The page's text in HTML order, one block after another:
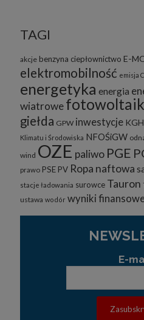
TAGI
akcje benzyna ciepłownictwo E-
elektromobilność emisja
energetyka energia
wiatrowe
giełda GPW inwestycje
Klimatu i Środowiska NFOŚiGW
wind OZE paliwo PGE
prawo PSE PV Ropa naftowa
stacje ładowania surowce Tauron
ustawa wodór wyniki
E-